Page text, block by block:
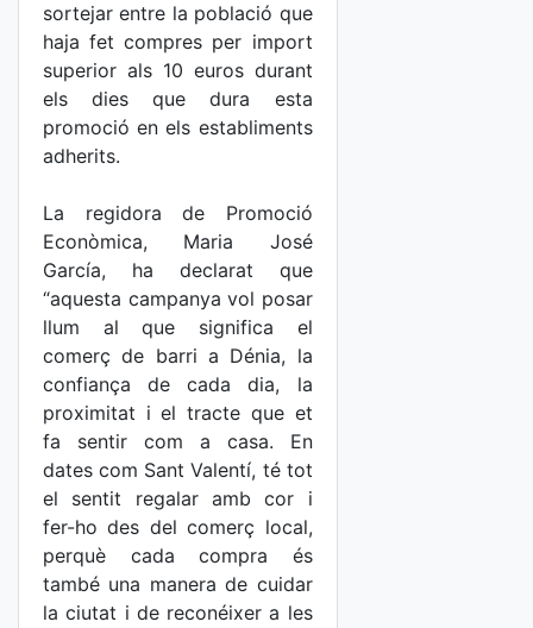
sortejar entre la població que
haja fet compres per import
superior als 10 euros durant
els dies que dura esta
promoció en els establiments
adherits.
La regidora de Promoció
Econòmica, Maria José
García, ha declarat que
“aquesta campanya vol posar
llum al que significa el
comerç de barri a Dénia, la
confiança de cada dia, la
proximitat i el tracte que et
fa sentir com a casa. En
dates com Sant Valentí, té tot
el sentit regalar amb cor i
fer-ho des del comerç local,
perquè cada compra és
també una manera de cuidar
la ciutat i de reconéixer a les